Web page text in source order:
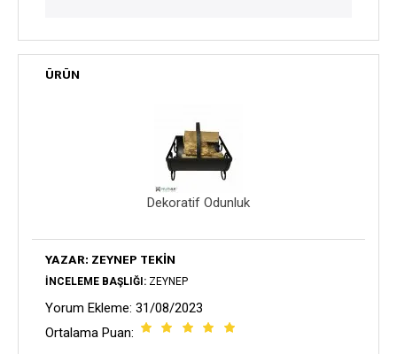
ÜRÜN
Dekoratif Odunluk
YAZAR: ZEYNEP TEKIN
İNCELEME BAŞLIĞI: ZEYNEP
Yorum Ekleme: 31/08/2023
Ortalama Puan: